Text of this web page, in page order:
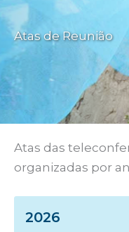
Atas de Reunião
Atas das
organizadas por
2026